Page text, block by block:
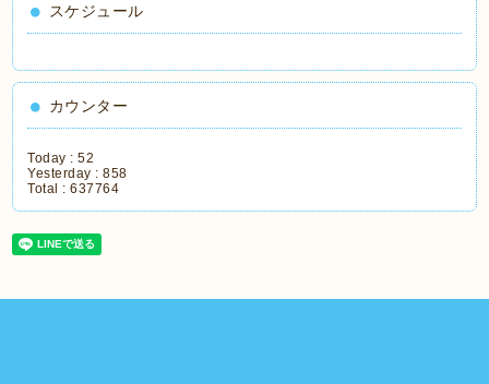
スケジュール
カウンター
Today :52
Yesterday :858
Total :637764